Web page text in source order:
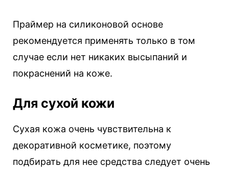
Праймер на силиконовой основе
рекомендуется применять только в том
случае если нет никаких высыпаний и
покраснений на коже.
Для сухой кожи
Сухая кожа очень чувствительна к
декоративной косметике, поэтому
подбирать для нее средства следует очень